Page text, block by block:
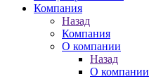
Компания
Назад
Компания
О компании
Назад
О компании